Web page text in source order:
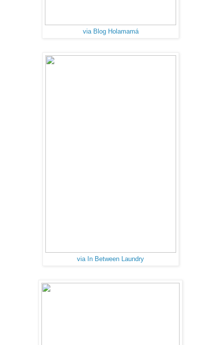
via Blog Holamamá
via In Between Laundry